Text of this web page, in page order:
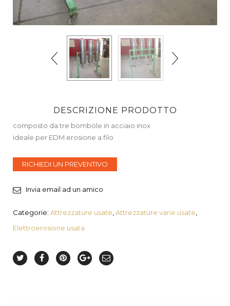
DESCRIZIONE PRODOTTO
composto da tre bombole in acciaio inox
ideale per EDM erosione a filo
RICHIEDI UN PREVENTIVO
Invia email ad un amico
Categorie: Attrezzature usate Attrezzature varie usate
Elettroerosione usata